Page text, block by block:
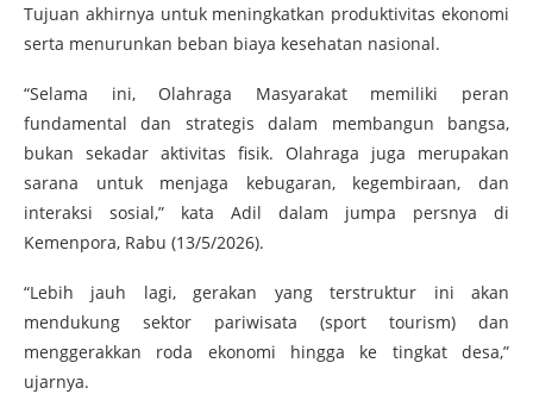
Tujuan akhirnya untuk meningkatkan produktivitas ekonomi
serta menurunkan beban biaya kesehatan nasional.
“Selama ini, Olahraga Masyarakat memiliki peran
fundamental dan strategis dalam membangun bangsa,
bukan sekadar aktivitas fisik. Olahraga juga merupakan
sarana untuk menjaga kebugaran, kegembiraan, dan
interaksi sosial,” kata Adil dalam jumpa persnya di
Kemenpora, Rabu (13/5/2026).
“Lebih jauh lagi, gerakan yang terstruktur ini akan
mendukung sektor pariwisata (sport tourism) dan
menggerakkan roda ekonomi hingga ke tingkat desa,”
ujarnya.